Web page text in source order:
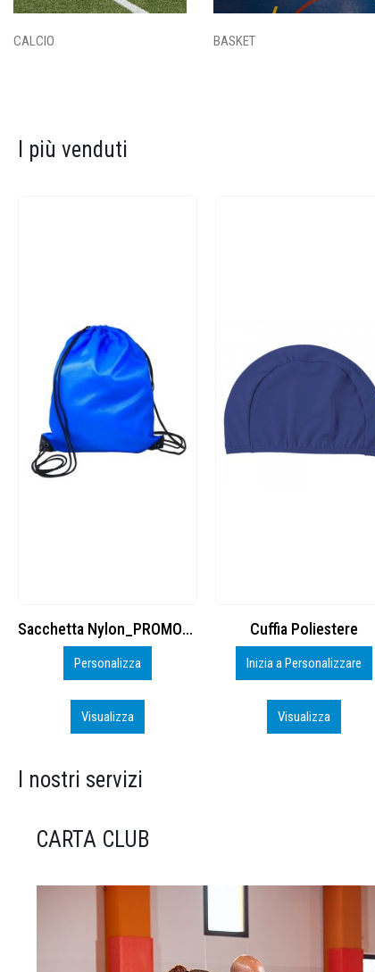
CALCIO BASKET
I più venduti
Cuffia Poliestere
Inizia a Personalizzare
Visualizza
BS600 – 5139960
Personalizza
Visualizza
I nostri servizi
CARTA CLUB